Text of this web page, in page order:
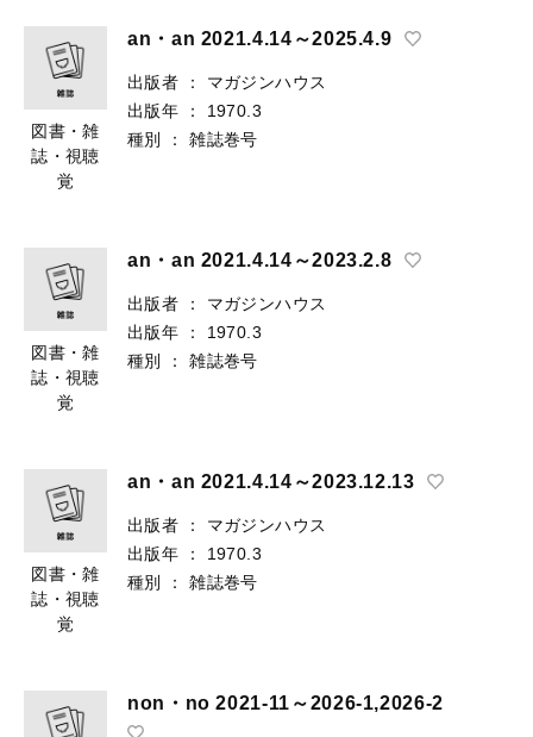
図書・雑
誌・視聴
覚
an・an 2021.4.14～2025.4.9
出版者 ：
マガジンハウス
出版年
：
1970.3
種別
： 雑誌巻号
図書・雑
誌・視聴
覚
an・an 2021.4.14～2023.2.8
出版者 ：
マガジンハウス
出版年
：
1970.3
種別
： 雑誌巻号
図書・雑
誌・視聴
覚
an・an 2021.4.14～2023.12.13
出版者 ：
マガジンハウス
出版年
：
1970.3
種別
： 雑誌巻号
non・no 2021-11～2026-1,2026-2